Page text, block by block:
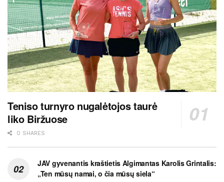
Teniso turnyro nugalėtojos taurė
liko Biržuose
0 SHARES
JAV gyvenantis kraštietis Algimantas Karolis Grintalis:
„Ten mūsų namai, o čia mūsų siela“